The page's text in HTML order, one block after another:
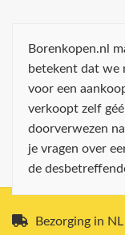
Borenkopen.nl
betekent dat we
voor een
verkoopt zelf
doorverwezen
je vragen over
de
Bezorging in